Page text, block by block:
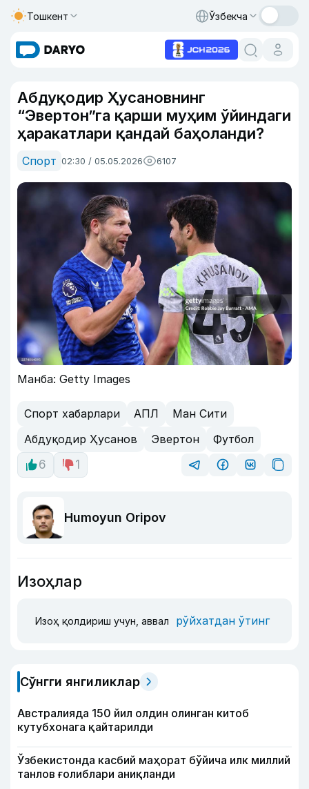
Тошкент Ўзбекча
Абдуқодир Ҳусановнинг
“Эвертон”га қарши муҳим ўйиндаги
ҳаракатлари қандай баҳоланди?
Спорт 02:30 / 05.05.2026 6107
Манба: Getty Images
Спорт хабарлари АПЛ
Ман Сити
Абдуқодир Ҳусанов
Эвертон
Футбол
6
1
Humoyun Oripov
Изоҳлар
Изоҳ қолдириш учун, аввал рўйхатдан ўтинг
Сўнгги янгиликлар
Австралияда 150 йил олдин олинган китоб
кутубхонага қайтарилди
Ўзбекистонда касбий маҳорат бўйича илк миллий
танлов ғолиблари аниқланди